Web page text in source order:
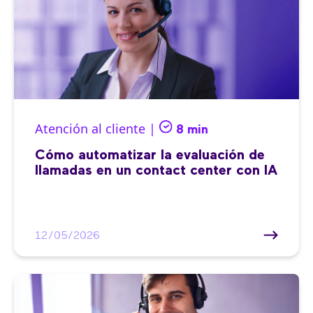
Atención al cliente | 8 min
Cómo automatizar la evaluación de
llamadas en un contact center con IA
12/05/2026